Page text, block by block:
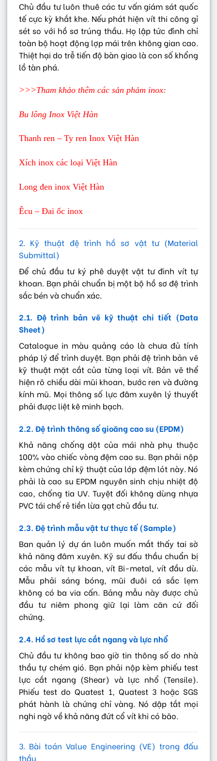
Chủ đầu tư luôn thuê các tư vấn giám sát quốc
tế cực kỳ khắt khe. Nếu phát hiện vít thi công gỉ
sét so với hồ sơ trúng thầu. Họ lập tức đình chỉ
toàn bộ hoạt động lợp mái trên không gian cao.
Thiệt hại do trễ tiến độ bàn giao là con số khổng
lồ tàn phá.
>>>Tham khảo thêm các sản phảm inox:
Bu lông Inox Việt Hàn
Thanh ren – Ty ren Inox Việt Hàn
Xích inox các loại Việt Hàn
Long đen inox Việt Hàn
Êcu – Đai ốc inox
2. Kỹ thuật đệ trình hồ sơ vật tư (Material
Submittal)
Để chủ đầu tư ký phê duyệt vật tư đinh vít tự
khoan. Bạn phải chuẩn bị một bộ hồ sơ đệ trình
sắc bén và chuẩn xác.
2.1. Đệ trình bản vẽ kỹ thuật chi tiết (Data
Sheet)
Catalogue in màu quảng cáo là chưa đủ tính
pháp lý để trình duyệt. Bạn phải đệ trình bản vẽ
kỹ thuật mặt cắt của từng loại vít. Bản vẽ thể
hiện rõ chiều dài mũi khoan, bước ren và đường
kính mũ. Mọi thông số lực đâm xuyên lý thuyết
phải được liệt kê minh bạch.
2.2. Đệ trình thông số gioăng cao su (EPDM)
Khả năng chống dột của mái nhà phụ thuộc
100% vào chiếc vòng đệm cao su. Bạn phải nộp
kèm chứng chỉ kỹ thuật của lớp đệm lót này. Nó
phải là cao su EPDM nguyên sinh chịu nhiệt độ
cao, chống tia UV. Tuyệt đối không dùng nhựa
PVC tái chế rẻ tiền lừa gạt chủ đầu tư.
2.3. Đệ trình mẫu vật tư thực tế (Sample)
Ban quản lý dự án luôn muốn mắt thấy tai sờ
khả năng đâm xuyên. Kỹ sư đấu thầu chuẩn bị
các mẫu vít tự khoan, vít Bi-metal, vít đầu dù.
Mẫu phải sáng bóng, mũi đuôi cá sắc lẹm
không có ba via cấn. Bảng mẫu này được chủ
đầu tư niêm phong giữ lại làm căn cứ đối
chứng.
2.4. Hồ sơ test lực cắt ngang và lực nhổ
Chủ đầu tư không bao giờ tin thông số do nhà
thầu tự chém gió. Bạn phải nộp kèm phiếu test
lực cắt ngang (Shear) và lực nhổ (Tensile).
Phiếu test do Quatest 1, Quatest 3 hoặc SGS
phát hành là chứng chỉ vàng. Nó dập tắt mọi
nghi ngờ về khả năng đứt cổ vít khi có bão.
3. Bài toán Value Engineering (VE) trong đấu
thầu